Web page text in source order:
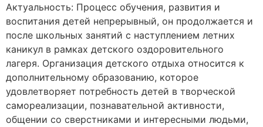
Актуальность: Процесс обучения, развития и
воспитания детей непрерывный, он продолжается и
после школьных занятий с наступлением летних
каникул в рамках детского оздоровительного
лагеря. Организация детского отдыха относится к
дополнительному образованию, которое
удовлетворяет потребность детей в творческой
самореализации, познавательной активности,
общении со сверстниками и интересными людьми,